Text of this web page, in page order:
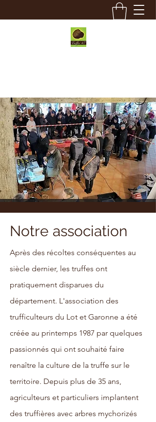
Notre association
Après des récoltes conséquentes au
siècle dernier, les truffes ont
pratiquement disparues du
département. L'association des
trufficulteurs du Lot et Garonne a été
créée au printemps 1987 par quelques
passionnés qui ont souhaité faire
renaître la culture de la truffe sur le
territoire. Depuis plus de 35 ans,
agriculteurs et particuliers implantent
des truffières avec arbres mychorizés